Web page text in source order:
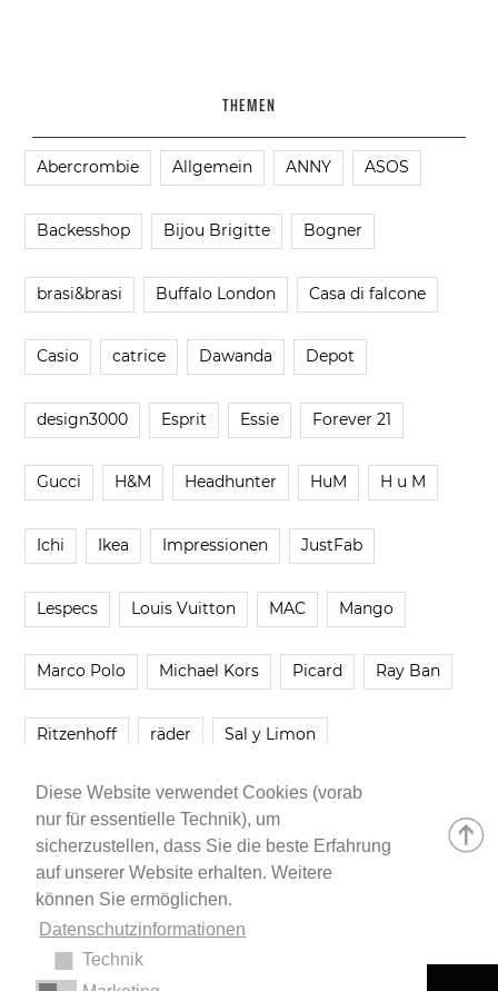
Diese Website verwendet Cookies (vorab
nur für essentielle Technik), um
sicherzustellen, dass Sie die beste Erfahrung
auf unserer Website erhalten. Weitere
können Sie ermöglichen.
Datenschutzinformationen
Technik
THEMEN
Abercrombie Allgemein ANNY ASOS
Backesshop Bijou Brigitte Bogner
brasi&brasi Buffalo London Casa di falcone
Casio catrice Dawanda Depot
design3000 Esprit Essie Forever 21
Gucci H&M Headhunter HuM H u M
Ichi Ikea Impressionen JustFab
Lespecs Louis Vuitton MAC Mango
Marco Polo Michael Kors Picard Ray Ban
Ritzenhoff räder Sal y Limon
Smartbuyglasses smash! Steve Madden
Younique Zara